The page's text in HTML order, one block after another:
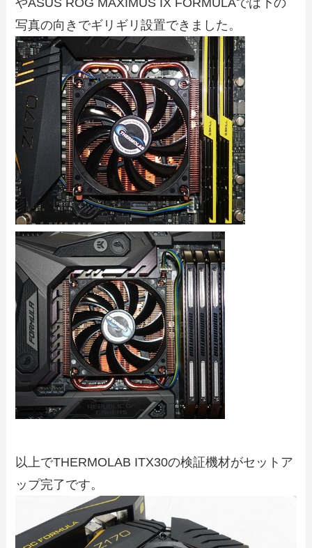
写真の向きでギリギリ設置できました。
以上でTHERMOLAB ITX30の検証機材がセットア
ップ完了です。